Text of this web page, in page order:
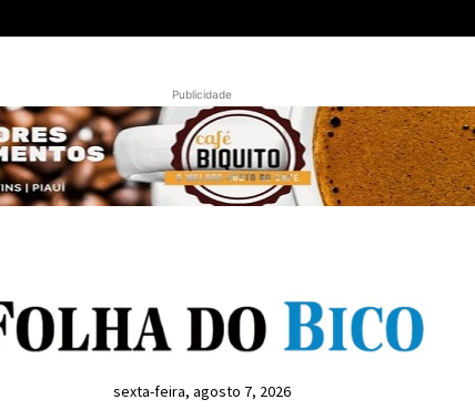
Publicidade
sexta-feira, agosto 7, 2026